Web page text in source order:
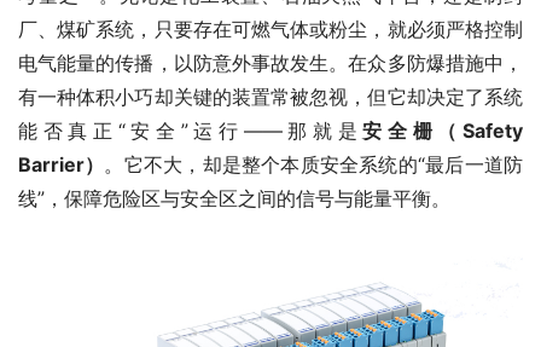
厂、煤矿系统，只要存在可燃气体或粉尘，就必须严格控制
电气能量的传播，以防意外事故发生。在众多防爆措施中，
有一种体积小巧却关键的装置常被忽视，但它却决定了系统
能否真正“安全”运行——那就是安全栅（Safety
Barrier） 。它不大，却是整个本质安全系统的“最后一道防
线”，保障危险区与安全区之间的信号与能量平衡。